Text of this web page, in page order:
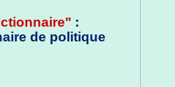
:
de politique